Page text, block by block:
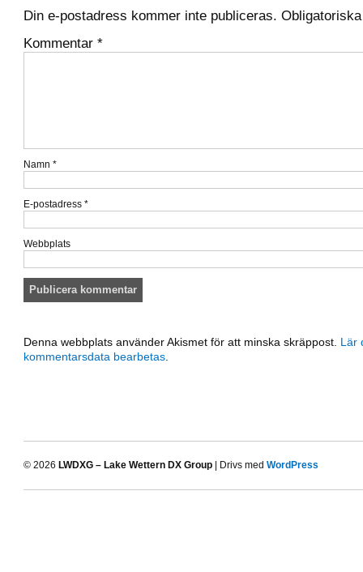
Din e-postadress kommer inte publiceras.
Kommentar *
Namn *
E-postadress *
Webbplats
Denna webbplats använder Akismet för att minska skräppost. Lär
kommentarsdata bearbetas
© 2026 LWDXG – Lake Wettern DX Group | Drivs med WordPress